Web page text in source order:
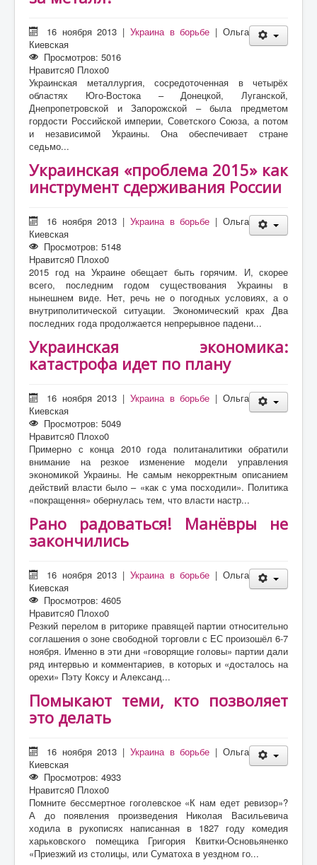
16 ноября 2013 | Украина в борьбе | Ольга
Киевская
Просмотров: 5016
Нравится0 Плохо0
Украинская металлургия, сосредоточенная в четырёх
областях Юго-Востока – Донецкой, Луганской,
Днепропетровской и Запорожской – была предметом
гордости Российской империи, Советского Союза, а потом
и независимой Украины. Она обеспечивает стране
седьмо...
Украинская «проблема 2015» как
инструмент сдерживания России
16 ноября 2013 | Украина в борьбе | Ольга
Киевская
Просмотров: 5148
Нравится0 Плохо0
2015 год на Украине обещает быть горячим. И, скорее
всего, последним годом существования Украины в
нынешнем виде. Нет, речь не о погодных условиях, а о
внутриполитической ситуации. Экономический крах Два
последних года продолжается непрерывное падени...
Украинская экономика:
катастрофа идет по плану
16 ноября 2013 | Украина в борьбе | Ольга
Киевская
Просмотров: 5049
Нравится0 Плохо0
Примерно с конца 2010 года политаналитики обратили
внимание на резкое изменение модели управления
экономикой Украины. Не самым некорректным описанием
действий власти было – «как с ума посходили». Политика
«покращення» обернулась тем, что власти настр...
Рано радоваться! Манёвры не
закончились
16 ноября 2013 | Украина в борьбе | Ольга
Киевская
Просмотров: 4605
Нравится0 Плохо0
Резкий перелом в риторике правящей партии относительно
соглашения о зоне свободной торговли с ЕС произошёл 6-7
ноября. Именно в эти дни «говорящие головы» партии дали
ряд интервью и комментариев, в которых и «досталось на
орехи» Пэту Коксу и Александ...
Помыкают теми, кто позволяет
это делать
16 ноября 2013 | Украина в борьбе | Ольга
Киевская
Просмотров: 4933
Нравится0 Плохо0
Помните бессмертное гоголевское «К нам едет ревизор»?
А до появления произведения Николая Васильевича
ходила в рукописях написанная в 1827 году комедия
харьковского помещика Григория Квитки-Основьяненко
«Приезжий из столицы, или Суматоха в уездном го...